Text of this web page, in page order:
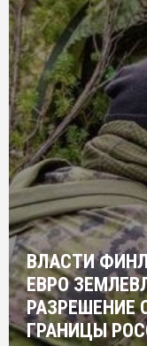
ВЛАСТИ
ЕВРО
РАЗРЕШЕНИЕ
ГРАНИЦЫ